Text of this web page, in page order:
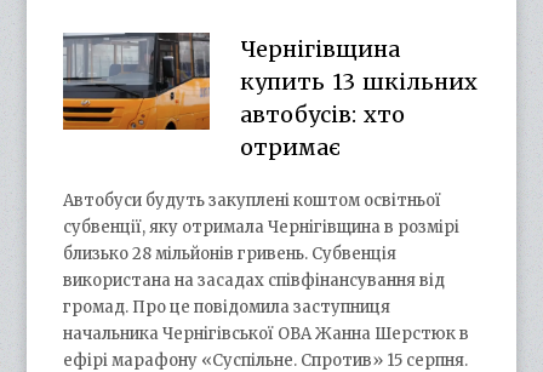
Чернігівщина
купить 13 шкільних
автобусів: хто
отримає
Автобуси будуть закуплені коштом освітньої
субвенції, яку отримала Чернігівщина в розмірі
близько 28 мільйонів гривень. Субвенція
використана на засадах співфінансування від
громад. Про це повідомила заступниця
начальника Чернігівської ОВА Жанна Шерстюк в
ефірі марафону «Суспільне. Спротив» 15 серпня.